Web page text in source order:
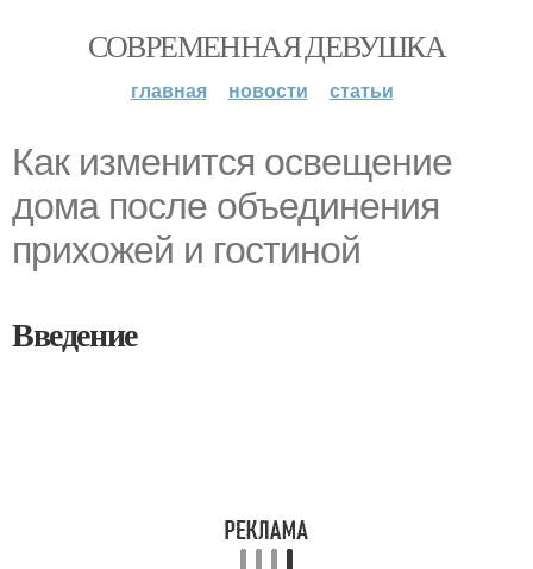
СОВРЕМЕННАЯ ДЕВУШКА
главная новости статьи
Как изменится освещение
дома после объединения
прихожей и гостиной
Введение